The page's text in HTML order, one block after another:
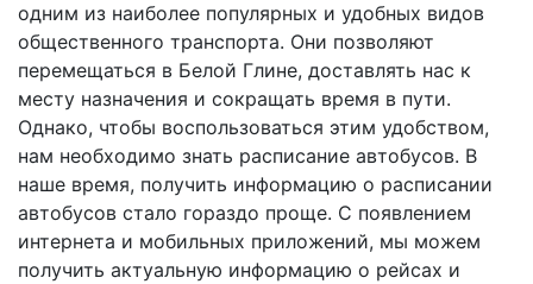
одним из наиболее популярных и удобных видов
общественного транспорта. Они позволяют
перемещаться в Белой Глине, доставлять нас к
месту назначения и сокращать время в пути.
Однако, чтобы воспользоваться этим удобством,
нам необходимо знать расписание автобусов. В
наше время, получить информацию о расписании
автобусов стало гораздо проще. С появлением
интернета и мобильных приложений, мы можем
получить актуальную информацию о рейсах и